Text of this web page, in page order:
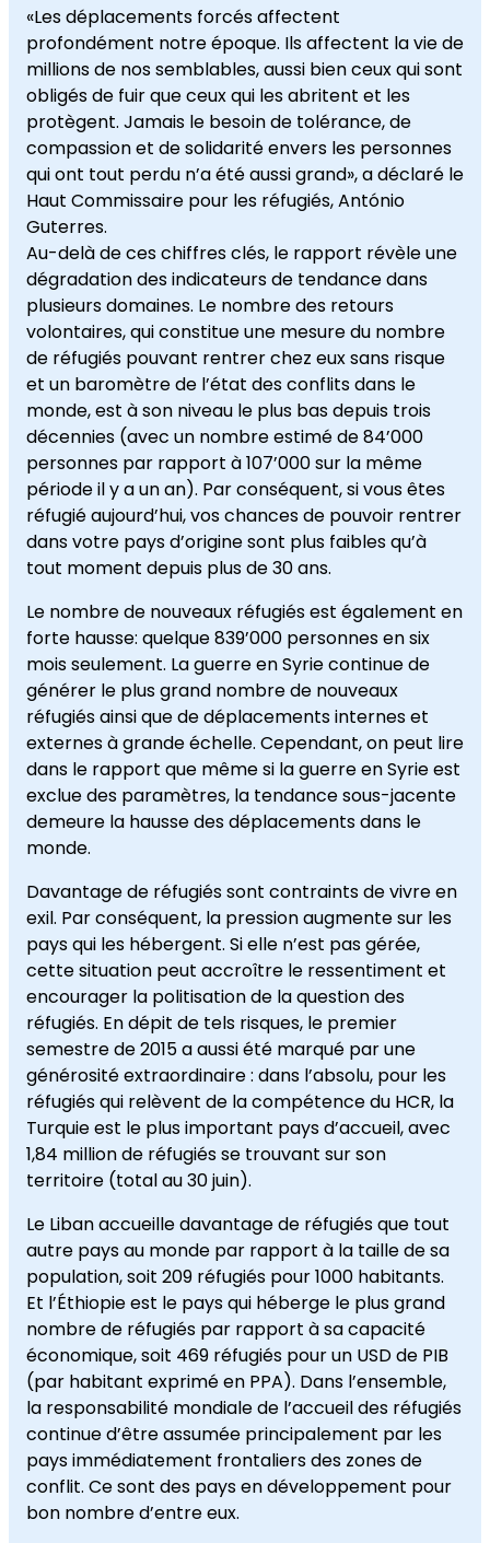
«Les déplacements forcés affectent
profondément notre époque. Ils affectent la vie de
millions de nos semblables, aussi bien ceux qui sont
obligés de fuir que ceux qui les abritent et les
protègent. Jamais le besoin de tolérance, de
compassion et de solidarité envers les personnes
qui ont tout perdu n’a été aussi grand», a déclaré le
Haut Commissaire pour les réfugiés, António
Guterres.
Au-delà de ces chiffres clés, le rapport révèle une
dégradation des indicateurs de tendance dans
plusieurs domaines. Le nombre des retours
volontaires, qui constitue une mesure du nombre
de réfugiés pouvant rentrer chez eux sans risque
et un baromètre de l’état des conflits dans le
monde, est à son niveau le plus bas depuis trois
décennies (avec un nombre estimé de 84’000
personnes par rapport à 107’000 sur la même
période il y a un an). Par conséquent, si vous êtes
réfugié aujourd’hui, vos chances de pouvoir rentrer
dans votre pays d’origine sont plus faibles qu’à
tout moment depuis plus de 30 ans.
Le nombre de nouveaux réfugiés est également en
forte hausse: quelque 839’000 personnes en six
mois seulement. La guerre en Syrie continue de
générer le plus grand nombre de nouveaux
réfugiés ainsi que de déplacements internes et
externes à grande échelle. Cependant, on peut lire
dans le rapport que même si la guerre en Syrie est
exclue des paramètres, la tendance sous-jacente
demeure la hausse des déplacements dans le
monde.
Davantage de réfugiés sont contraints de vivre en
exil. Par conséquent, la pression augmente sur les
pays qui les hébergent. Si elle n’est pas gérée,
cette situation peut accroître le ressentiment et
encourager la politisation de la question des
réfugiés. En dépit de tels risques, le premier
semestre de 2015 a aussi été marqué par une
générosité extraordinaire : dans l’absolu, pour les
réfugiés qui relèvent de la compétence du HCR, la
Turquie est le plus important pays d’accueil, avec
1,84 million de réfugiés se trouvant sur son
territoire (total au 30 juin).
Le Liban accueille davantage de réfugiés que tout
autre pays au monde par rapport à la taille de sa
population, soit 209 réfugiés pour 1000 habitants.
Et l’Éthiopie est le pays qui héberge le plus grand
nombre de réfugiés par rapport à sa capacité
économique, soit 469 réfugiés pour un USD de PIB
(par habitant exprimé en PPA). Dans l’ensemble,
la responsabilité mondiale de l’accueil des réfugiés
continue d’être assumée principalement par les
pays immédiatement frontaliers des zones de
conflit. Ce sont des pays en développement pour
bon nombre d’entre eux.